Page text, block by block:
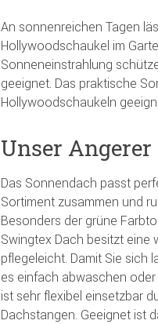
An sonnenreichen Tagen
Hollywoodschaukel im
Sonneneinstrahlung
geeignet. Das praktische
Hollywoodschaukeln
Unser
Das Sonnendach passt
Sortiment zusammen und
Besonders der grüne
Swingtex Dach besitzt eine
pflegeleicht. Damit Sie sich
es einfach abwaschen oder
ist sehr flexibel einsetzbar
Dachstangen. Geeignet ist